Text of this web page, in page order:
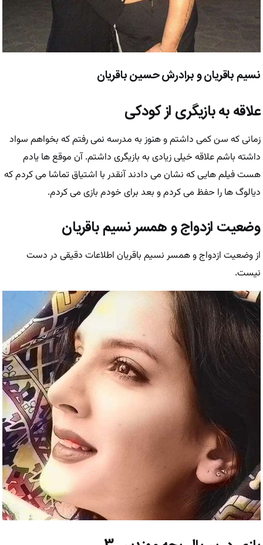
نسیم باقریان و برادرش حسین باقریان
علاقه به بازیگری از کودکی
زمانی که سن کمی داشتم و هنوز به مدرسه نمی رفتم که بخواهم سواد
داشته باشم علاقه خیلی زیادی به بازیگری داشتم. آن موقع ها یادم
هست فیلم هایی که نشان می دادند آنقدر با اشتیاق تماشا می کردم که
دیالوگ ها را حفظ می کردم و بعد برای خودم بازی می کردم.
وضعیت ازدواج و همسر نسیم باقریان
از وضعیت ازدواج و همسر نسیم باقریان اطلاعات دقیقی در دست
نیست.